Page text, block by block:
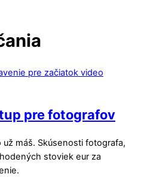
pre fotografov
máš. Skúsenosti fotografa,
stoviek eur za